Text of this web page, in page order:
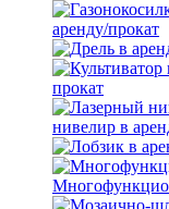
аренду/прокат
прокат
нивелир в